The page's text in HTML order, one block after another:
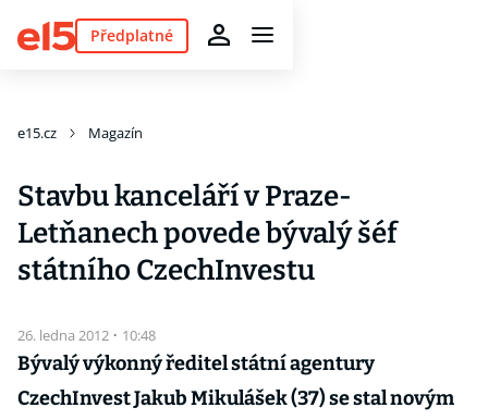
Předplatné
e15.cz Magazín
Stavbu kanceláří v Praze-
Letňanech povede bývalý šéf
státního CzechInvestu
26. ledna 2012 · 10:48
Bývalý výkonný ředitel státní agentury
CzechInvest Jakub Mikulášek (37) se stal novým